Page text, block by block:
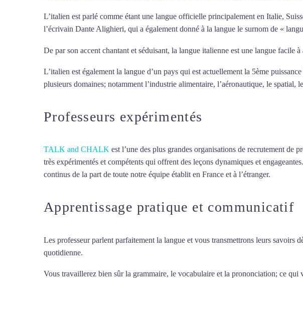
L’italien est parlé comme étant une langue officielle principalement en Italie,
l’écrivain Dante Alighieri, qui a également donné à la langue le surnom de «
De par son accent chantant et séduisant, la langue italienne est une langue facile
L’italien est également la langue d’un pays qui est actuellement la 5ème
plusieurs domaines; notamment l’industrie alimentaire, l’aéronautique, le spatial,
Professeurs expérimentés
TALK and CHALK est l’une des plus grandes organisations de recrutement de
très expérimentés et compétents qui offrent des leçons dynamiques et
continus de la part de toute notre équipe établit en France et à l’étranger.
Apprentissage pratique et communicatif
Les professeur parlent parfaitement la langue et vous transmettrons leurs savoirs
quotidienne.
Vous travaillerez bien sûr la grammaire, le vocabulaire et la prononciation; ce qui